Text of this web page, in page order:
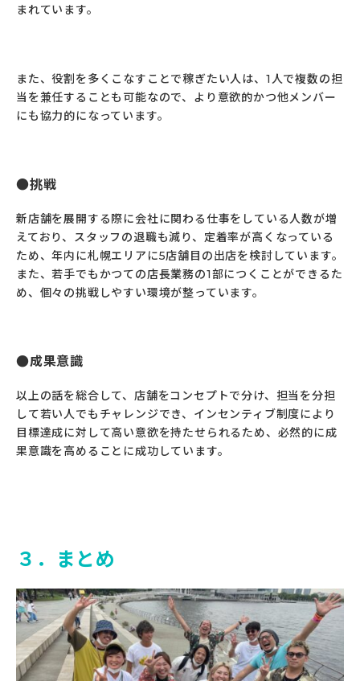
まれています。
また、役割を多くこなすことで稼ぎたい人は、1人で複数の担
当を兼任することも可能なので、より意欲的かつ他メンバー
にも協力的になっています。
挑戦
新店舗を展開する際に会社に関わる仕事をしている人数が増
えており、スタッフの退職も減り、定着率が高くなっている
ため、年内に札幌エリアに5店舗目の出店を検討しています。
また、若手でもかつての店長業務の1部につくことができるた
め、個々の挑戦しやすい環境が整っています。
成果意識
以上の話を総合して、店舗をコンセプトで分け、担当を分担
して若い人でもチャレンジでき、インセンティブ制度により
目標達成に対して高い意欲を持たせられるため、必然的に成
果意識を高めることに成功しています。
３．まとめ